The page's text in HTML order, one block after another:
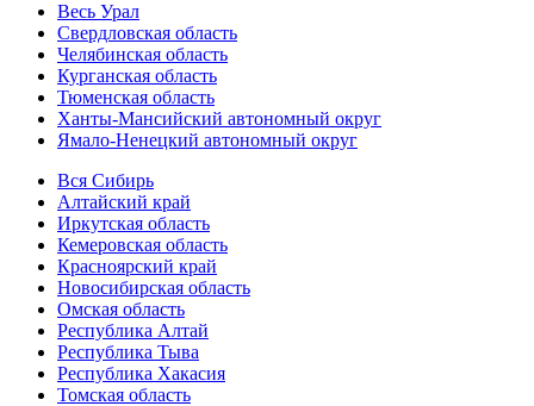
Весь Урал
Свердловская область
Челябинская область
Курганская область
Тюменская область
Ханты-Мансийский автономный округ
Ямало-Ненецкий автономный округ
Вся Сибирь
Алтайский край
Иркутская область
Кемеровская область
Красноярский край
Новосибирская область
Омская область
Республика Алтай
Республика Тыва
Республика Хакасия
Томская область